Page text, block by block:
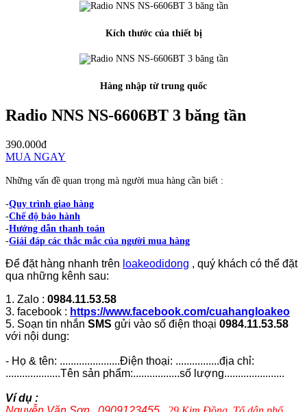
Kích thước của thiết bị
Hàng nhập từ trung quốc
Radio NNS NS-6606BT 3 băng tần
390.000đ
MUA NGAY
Những vấn đề quan trọng mà người mua hàng cần biết :
-Quy trình giao hàng
-Chế độ bảo hành
-Hướng dẫn thanh toán
-Giải đáp các thắc mắc của người mua hàng
Để đặt hàng nhanh trên loakeodidong , quý khách có thể đặt
qua những kênh sau:
1. Zalo : 0984.11.53.58
3. facebook : https://www.facebook.com/cuahangloakeo
5. Soạn tin nhắn SMS gửi vào số điện thoại 0984.11.53.58
với nội dung:
- Họ & tên: ......................Điện thoại: ................địa chỉ:
....................Tên sản phẩm:.................số lượng......................
Ví dụ :